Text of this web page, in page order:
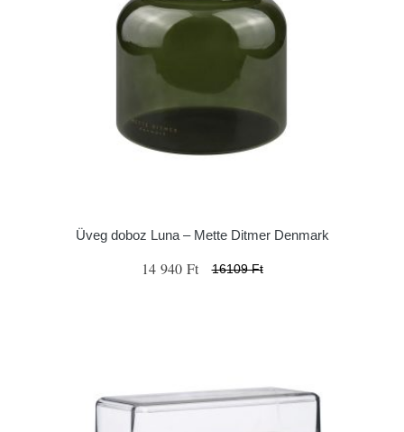
Üveg doboz Luna – Mette Ditmer Denmark
14 940 Ft 16109 Ft